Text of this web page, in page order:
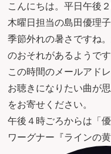
こんにちは。平日午後
木曜日担当の島田優理子
季節外れの暑さですね
のおそれがあるようで
この時間のメールアド
お聴きになりたい曲が
をお寄せください。
午後４時ごろからは「
ワーグナー『ラインの